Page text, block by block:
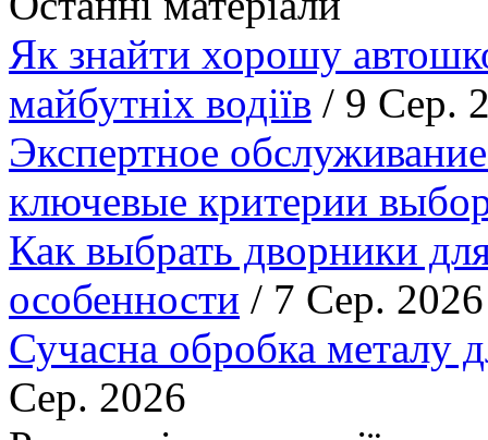
Як знайти хорошу
майбутніх водіїв / 9 Сер.
Экспертное
ключевые критерии
Как выбрать дворники
особенности / 7 Сер. 2026
Сучасна обробка металу
Сер. 2026